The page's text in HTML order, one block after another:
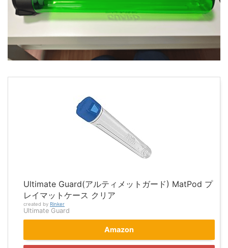
Ultimate Guard(アルティメットガード) MatPod プ
レイマットケース クリア
created by Rinker
Ultimate Guard
Amazon